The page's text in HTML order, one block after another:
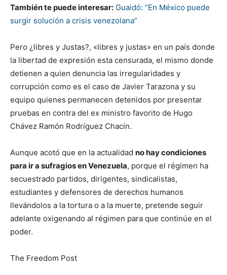
También te puede interesar: Guaidó: “En México puede
surgir solución a crisis venezolana”
Pero ¿libres y Justas?, «libres y justas» en un país donde
la libertad de expresión esta censurada, el mismo donde
detienen a quien denuncia las irregularidades y
corrupción como es el caso de Javier Tarazona y su
equipo quienes permanecen detenidos por presentar
pruebas en contra del ex ministro favorito de Hugo
Chávez Ramón Rodríguez Chacín.
Aunque acotó que en la actualidad no hay condiciones
para ir a sufragios en Venezuela, porque el régimen ha
secuestrado partidos, dirigentes, sindicalistas,
estudiantes y defensores de derechos humanos
llevándolos a la tortura o a la muerte, pretende seguir
adelante oxigenando al régimen para que continúe en el
poder.
The Freedom Post